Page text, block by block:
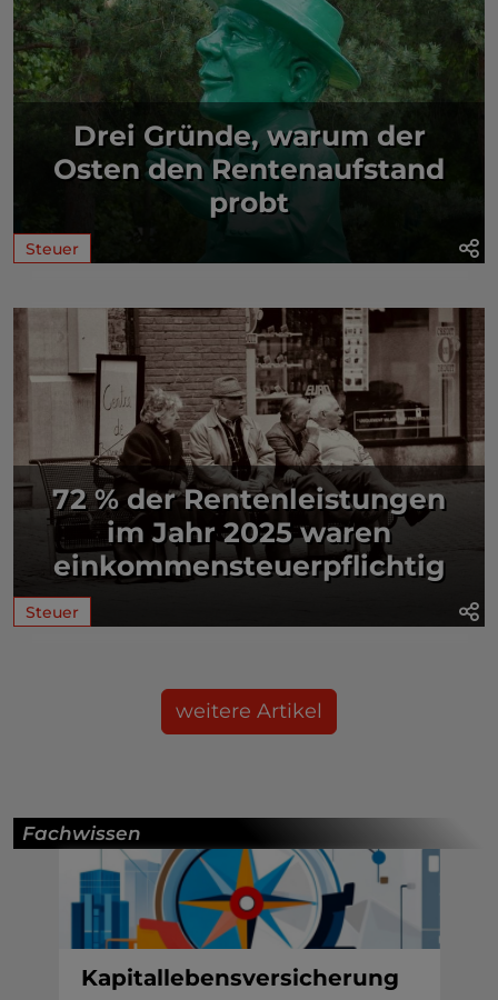
Drei Gründe, warum der
Osten den Rentenaufstand
probt
Steuer
72 % der Rentenleistungen
im Jahr 2025 waren
einkommensteuerpflichtig
Steuer
weitere Artikel
Fachwissen
Kapitallebensversicherung